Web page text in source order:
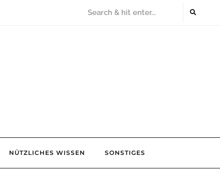
NÜTZLICHES WISSEN SONSTIGES